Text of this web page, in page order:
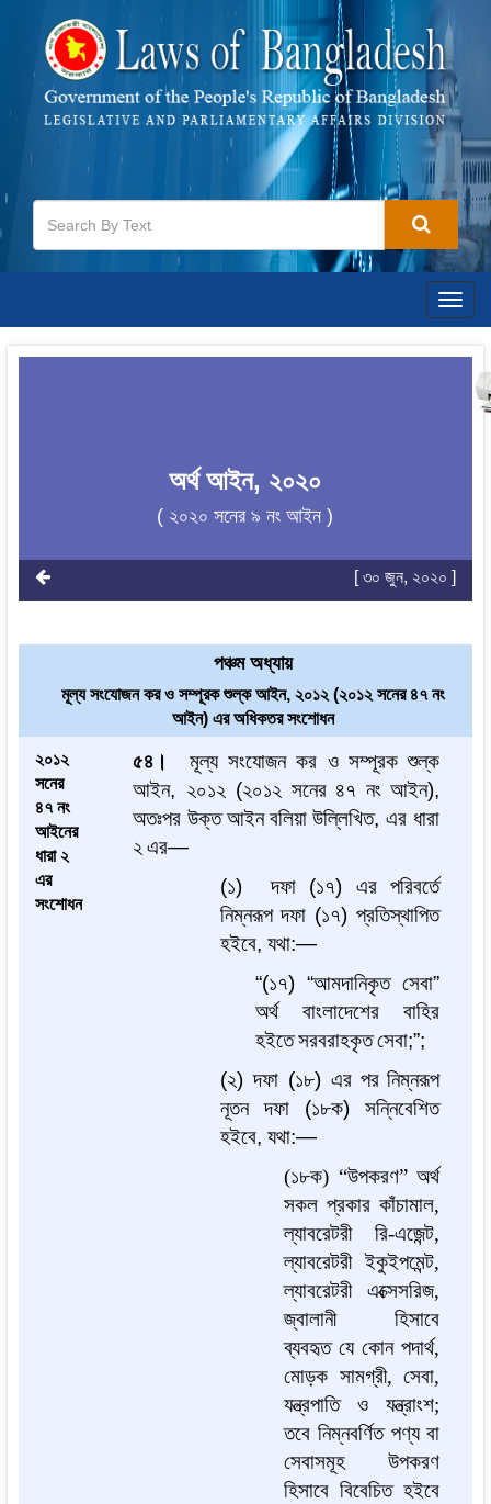
অর্থ আইন, ২০২০
( ২০২০ সনের ৯ নং আইন )
[ ৩০ জুন, ২০২০ ]
পঞ্চম অধ্যায়
মূল্য সংযোজন কর ও সম্পূরক শুল্ক আইন, ২০১২ (২০১২ সনের ৪৭ নং
আইন) এর অধিকতর সংশোধন
২০১২
সনের
৪৭ নং
আইনের
ধারা ২
এর
সংশোধন
৫৪। মূল্য সংযোজন কর ও সম্পূরক শুল্ক
আইন, ২০১২(২০১২ সনের ৪৭ নং আইন),
অতঃপর উক্ত আইন বলিয়া উল্লিখিত,এর ধারা
২ এর—
(১)দফা (১৭)এর পরিবর্তে
নিম্নরূপ দফা (১৭)প্রতিস্থাপিত
হইবে,যথা:—
“(১৭) “আমদানিকৃত সেবা”
অর্থ
বাংলাদেশের
বাহির
হইতেসরবরাহকৃতসেবা;”;
(২)দফা (১৮) এর পর নিম্নরূপ
নূতন
দফা(১৮ক)সন্নিবেশিত
হইবে,যথা:—
(১৮ক) “উপকরণ” অর্থ
সকল প্রকার কাঁচামাল,
ল্যাবরেটরী রি-এজেন্ট,
ল্যাবরেটরী ইকুইপমেন্ট,
ল্যাবরেটরী এক্সেসরিজ,
জ্বালানী হিসাবে
ব্যবহৃত যে কোন পদার্থ,
মোড়ক সামগ্রী, সেবা,
যন্ত্রপাতি ও যন্ত্রাংশ;
তবে নিম্নবর্ণিত পণ্য বা
সেবাসমূহ উপকরণ
হিসাবে বিবেচিত হইবে